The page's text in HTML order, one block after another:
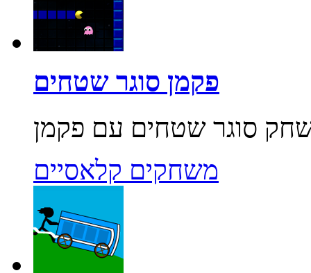
פקמן סוגר שטחים
משחקים קלאסיים